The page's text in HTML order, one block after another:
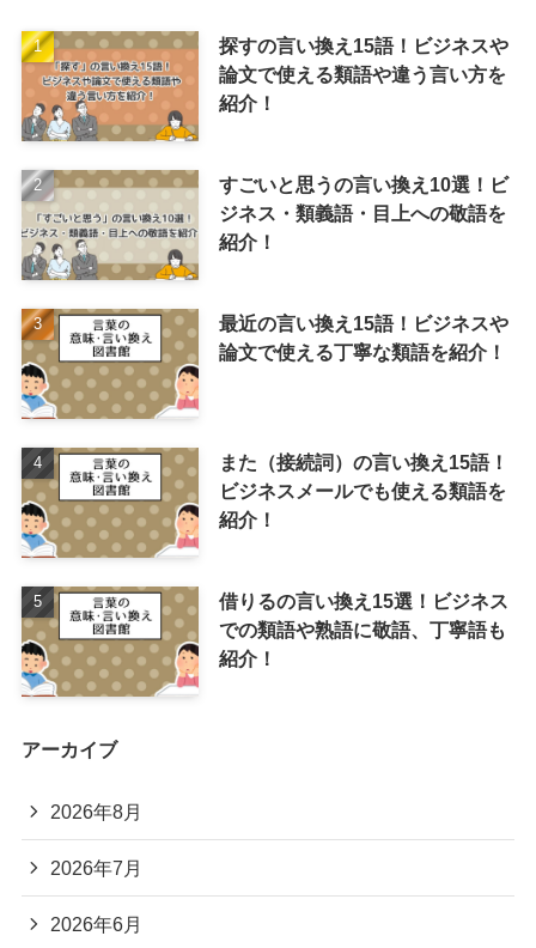
探すの言い換え15語！ビジネスや
論文で使える類語や違う言い方を
紹介！
すごいと思うの言い換え10選！ビ
ジネス・類義語・目上への敬語を
紹介！
最近の言い換え15語！ビジネスや
論文で使える丁寧な類語を紹介！
また（接続詞）の言い換え15語！
ビジネスメールでも使える類語を
紹介！
借りるの言い換え15選！ビジネス
での類語や熟語に敬語、丁寧語も
紹介！
アーカイブ
2026年8月
2026年7月
2026年6月